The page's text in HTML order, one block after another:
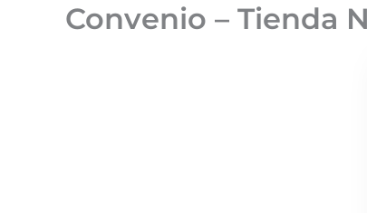
Convenio – Tienda